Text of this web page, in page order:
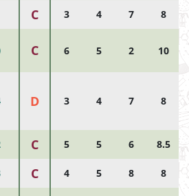
C 3 4 7 8
C 6 5 2 10
D 3 4 7 8
C 5 5 6 8.5
C 4 5 8 8